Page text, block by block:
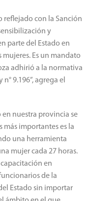
reflejado con la Sanción
y
parte del Estado en
Es un mandato
adhirió a la normativa
9.196”, agrega el
nuestra provincia se
más importantes es la
una herramienta
mujer cada 27 horas.
en
de la
Estado sin importar